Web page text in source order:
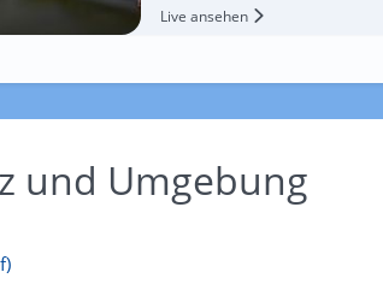
Live ansehen
und Umgebung